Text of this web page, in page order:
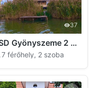
37
RSD Gyönyszeme 2 Kiskunlacháza
7 férőhely, 2 szoba